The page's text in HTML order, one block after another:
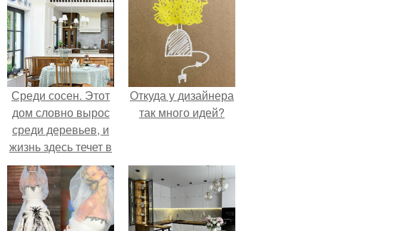
Среди сосен. Этот
дом словно вырос
среди деревьев, и
жизнь здесь течет в
собственном ритме
- спокойно, без
спешки и лишнего
шума.
Откуда у дизайнера
так много идей?